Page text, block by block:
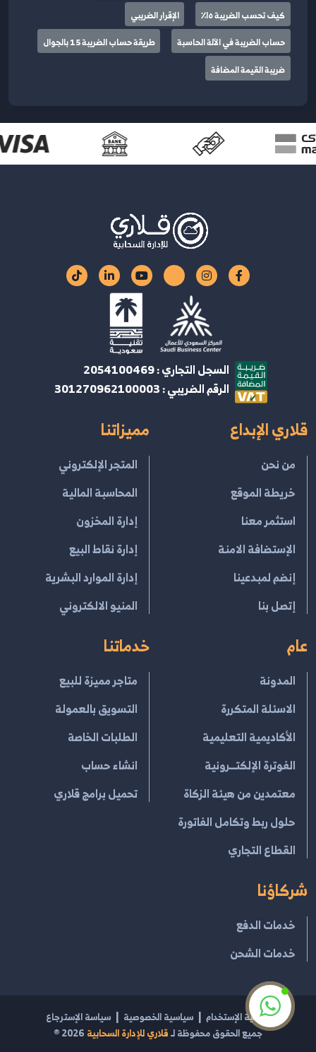
كيف تحسب الضريبة ١٥٪
الإقرار الضريبي
حساب الضريبة في الآلة الحاسبة
طريقة حساب الضريبة 15 بالجوال
ضريبة القيمة المضافة
السجل التجاري : 2054100469
الرقم الضريبي : 301270962100003
قلاري الإبداع
من نحن
خريطة الموقع
استثمر معنا
الإستضافة الامنة
إنضم لمبدعينا
إتصل بنا
مميزاتنا
المتجر الإلكتروني
المحاسبة المالية
إدارة المخزون
إدارة نقاط البيع
إدارة الموارد البشرية
المنيو الالكتروني
عام
المدونة
الاسئلة المتكررة
الأكاديمية التعليمية
الفوترة الإلكتــرونية
معتمدين من هيئة الزكاة
حلول ربط وتكامل الفاتورة
القطاع التجاري
خدماتنا
متاجر مميزة للبيع
التسويق بالعمولة
الطلبات الخاصة
انشاء حساب
تحميل برامج قلاري
شركاؤنا
خدمات الدفع
خدمات الشحن
إتفاقية الإستخدام سياسية الخصوصية
سياسة الإسترجاع
جميع الحقوق محفوظة لـقلاري للإدارة السحابية 2026
®